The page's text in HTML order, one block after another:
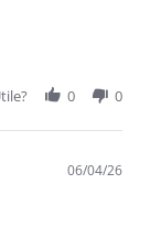
0 0
06/04/26